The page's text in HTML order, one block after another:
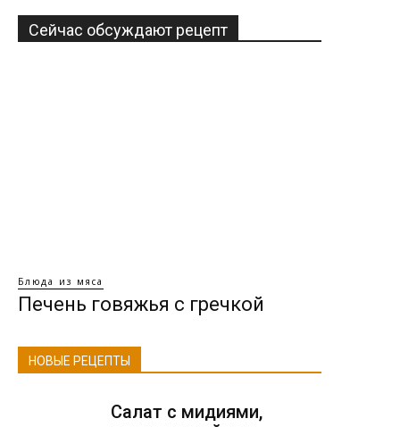
Сейчас обсуждают рецепт
Блюда из мяса
Печень говяжья с гречкой
НОВЫЕ РЕЦЕПТЫ
Салат с мидиями,